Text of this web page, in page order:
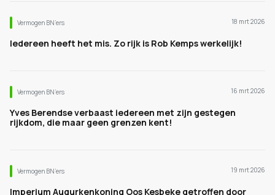
Vermogen BN’ers 18 mrt 2026
Iedereen heeft het mis. Zo rijk is Rob Kemps werkelijk!
Vermogen BN’ers 16 mrt 2026
Yves Berendse verbaast iedereen met zijn gestegen
rijkdom, die maar geen grenzen kent!
Vermogen BN’ers 19 mrt 2026
Imperium Augurkenkoning Oos Kesbeke getroffen door